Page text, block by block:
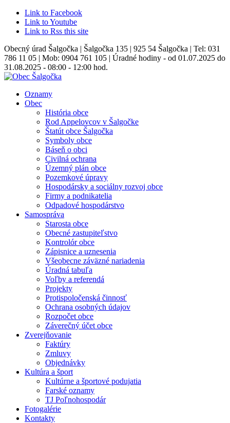
Link to Facebook
Link to Youtube
Link to Rss this site
Obecný úrad Šalgočka | Šalgočka 135 | 925 54 Šalgočka | Tel: 031
786 11 05 | Mob: 0904 761 105 | Úradné hodiny - od 01.07.2025 do
31.08.2025 - 08:00 - 12:00 hod.
Oznamy
Obec
História obce
Rod Appelovcov v Šalgočke
Štatút obce Šalgočka
Symboly obce
Báseň o obci
Civilná ochrana
Územný plán obce
Pozemkové úpravy
Hospodársky a sociálny rozvoj obce
Firmy a podnikatelia
Odpadové hospodárstvo
Samospráva
Starosta obce
Obecné zastupiteľstvo
Kontrolór obce
Zápisnice a uznesenia
Všeobecne záväzné nariadenia
Úradná tabuľa
Voľby a referendá
Projekty
Protispoločenská činnosť
Ochrana osobných údajov
Rozpočet obce
Záverečný účet obce
Zverejňovanie
Faktúry
Zmluvy
Objednávky
Kultúra a šport
Kultúrne a športové podujatia
Farské oznamy
TJ Poľnohospodár
Fotogalérie
Kontakty